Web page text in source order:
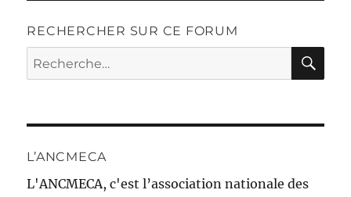
RECHERCHER SUR CE FORUM
Recherche
pour :
L’ANCMECA
L'ANCMECA, c'est l’association nationale des